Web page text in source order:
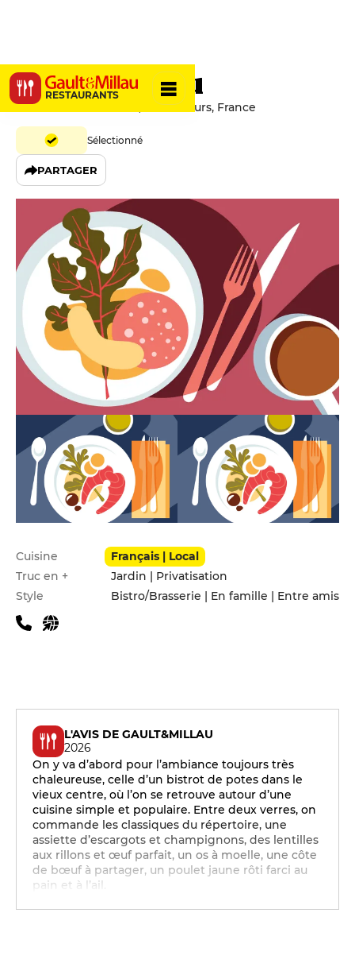
RESTAURANTS
Le Chien Fou
Rue de la Grosse Tour, 37000 Tours, France
Sélectionné
PARTAGER
Infos pratiques
Cuisine
Français | Local
Truc en +
Jardin | Privatisation
Style
Bistro/Brasserie | En famille | Entre amis
L'AVIS DE GAULT&MILLAU
2026
On y va d’abord pour l’ambiance toujours très
chaleureuse, celle d’un bistrot de potes dans le
vieux centre, où l’on se retrouve autour d’une
cuisine simple et populaire. Entre deux verres, on
commande les classiques du répertoire, une
assiette d’escargots et champignons, des lentilles
aux rillons et œuf parfait, un os à moelle, une côte
de bœuf à partager, un poulet jaune rôti farci au
pain et à l’ail.